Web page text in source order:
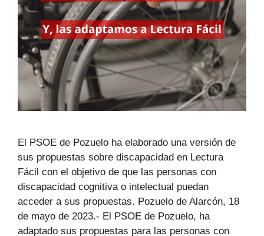
El PSOE de Pozuelo ha elaborado una versión de
sus propuestas sobre discapacidad en Lectura
Fácil con el objetivo de que las personas con
discapacidad cognitiva o intelectual puedan
acceder a sus propuestas. Pozuelo de Alarcón, 18
de mayo de 2023.- El PSOE de Pozuelo, ha
adaptado sus propuestas para las personas con